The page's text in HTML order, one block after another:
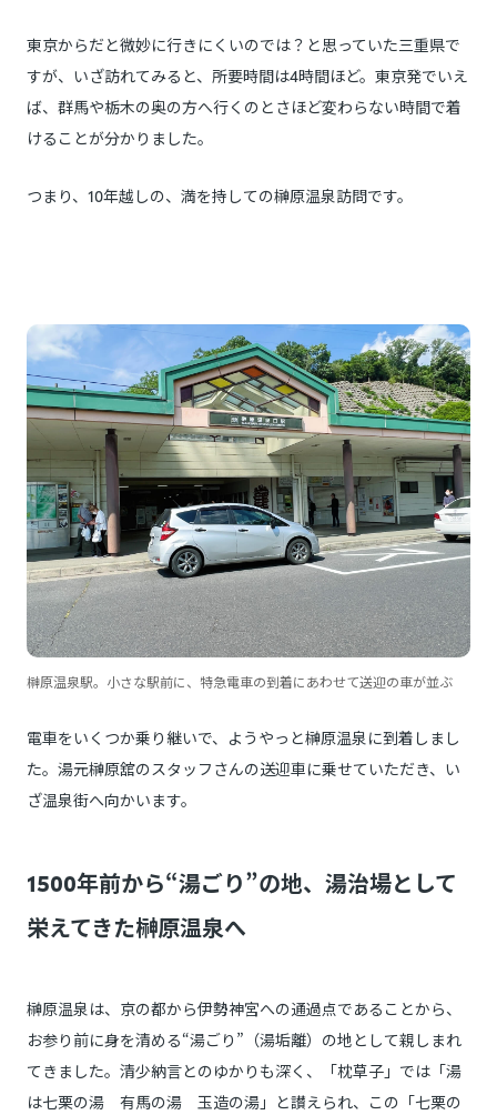
東京からだと微妙に行きにくいのでは？と思っていた三重県で
すが、いざ訪れてみると、所要時間は4時間ほど。東京発でいえ
ば、群馬や栃木の奥の方へ行くのとさほど変わらない時間で着
けることが分かりました。
つまり、10年越しの、満を持しての榊原温泉訪問です。
榊原温泉駅。小さな駅前に、特急電車の到着にあわせて送迎の車が並ぶ
電車をいくつか乗り継いで、ようやっと榊原温泉に到着しまし
た。湯元榊原舘のスタッフさんの送迎車に乗せていただき、い
ざ温泉街へ向かいます。
1500年前から“湯ごり”の地、湯治場として
栄えてきた榊原温泉へ
榊原温泉は、京の都から伊勢神宮への通過点であることから、
お参り前に身を清める“湯ごり”（湯垢離）の地として親しまれ
てきました。清少納言とのゆかりも深く、「枕草子」では「湯
は七栗の湯 有馬の湯 玉造の湯」と讃えられ、この「七栗の